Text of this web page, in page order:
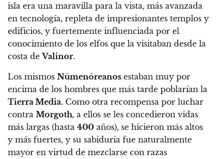
isla era una maravilla para la vista, más avanzada
en tecnología, repleta de impresionantes templos y
edificios, y fuertemente influenciada por el
conocimiento de los elfos que la visitaban desde la
costa deValinor.
Los mismos Númenóreanos estaban muy por
encima de los hombres que más tarde poblarían la
Tierra Media. Como otra recompensa por luchar
contra Morgoth, a ellos se les concedieron vidas
más largas (hasta 400 años), se hicieron más altos
y más fuertes, y su sabiduría fue naturalmente
mayor en virtud de mezclarse con razas